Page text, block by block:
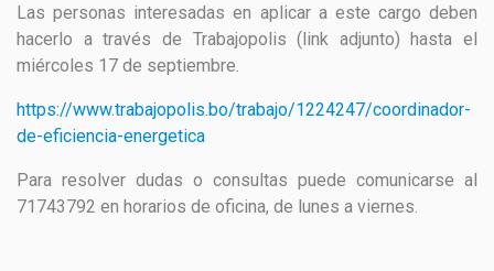
Las personas interesadas en aplicar a este cargo deben
hacerlo a través de Trabajopolis (link adjunto) hasta el
miércoles 17 de septiembre.
https://www.trabajopolis.bo/trabajo/1224247/coordinador-
de-eficiencia-energetica
Para resolver dudas o consultas puede comunicarse al
71743792 en horarios de oficina, de lunes a viernes.